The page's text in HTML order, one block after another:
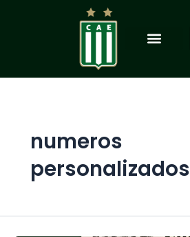
numeros
personalizados